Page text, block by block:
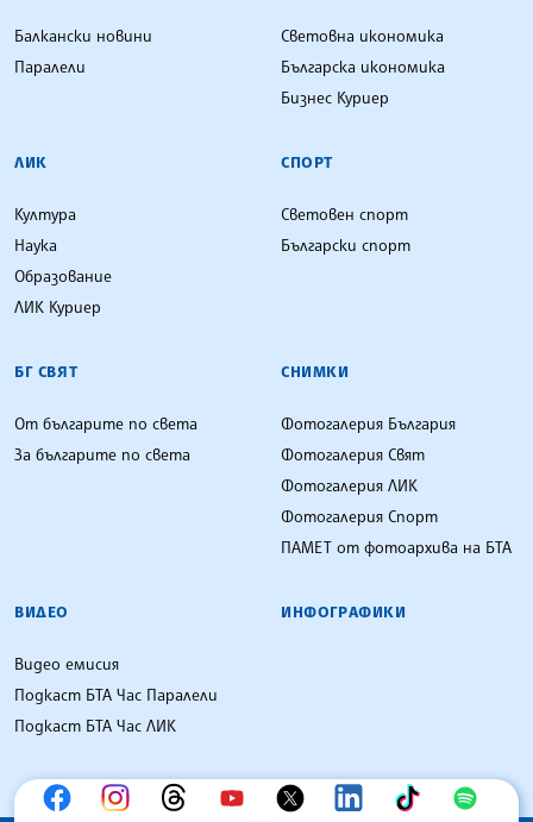
Балкански новини
Паралели
Световна икономика
Българска икономика
Бизнес Куриер
ЛИК
Култура
Наука
Образование
ЛИК Куриер
СПОРТ
Световен спорт
Български спорт
БГ СВЯТ
От българите по света
За българите по света
СНИМКИ
Фотогалерия България
Фотогалерия Свят
Фотогалерия ЛИК
Фотогалерия Спорт
ПАМЕТ от фотоархива на БТА
ВИДЕО
Видео емисия
Подкаст БТА Час Паралели
Подкаст БТА Час ЛИК
ИНФОГРАФИКИ